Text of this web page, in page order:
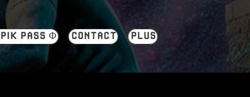
PASS Φ CONTACT PLUS